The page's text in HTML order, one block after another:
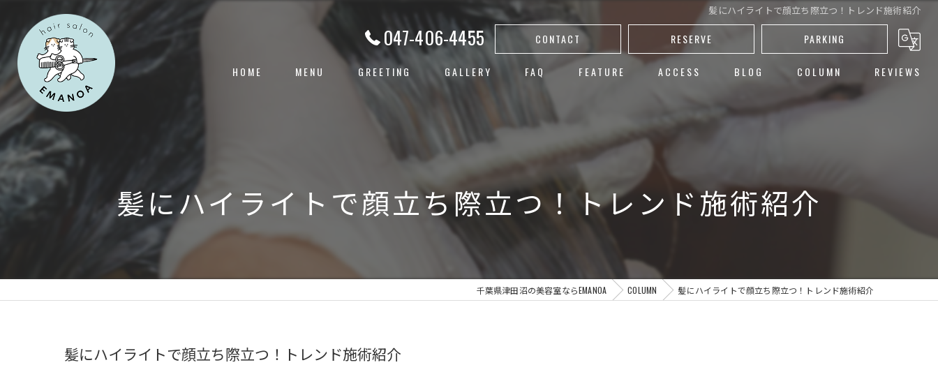
髪にハイライトで顔立ち際立つ！トレンド施術紹介
047-406-4455 CONTACT RESERVE PARKING
HOME MENU GREETING GALLERY FAQ FEATURE
ハイライト
ヘアカラー
レイヤーカット
ACCESS BLOG COLUMN REVIEWS
髪にハイライトで顔立ち際立つ！トレンド施術紹介
千葉県津田沼の美容室ならEMANOA COLUMN 髪にハイライトで顔立ち際立つ！トレンド施術紹介
髪にハイライトで顔立ち際立つ！トレンド施術紹介